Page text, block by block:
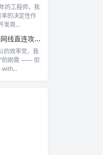
的工程师，我
的决定性作
发周...
两台 Windows 电脑网线直连攻略：局域网搭建 + 双机共享上网一步到位
的效率党，我
”的刚需 —— 但
with...